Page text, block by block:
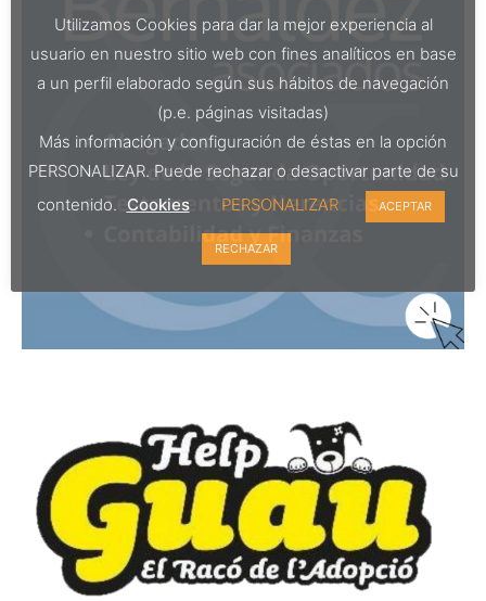
Utilizamos Cookies para dar la mejor experiencia al
usuario en nuestro sitio web con fines analíticos en base
a un perfil elaborado según sus hábitos de navegación
(p.e. páginas visitadas)
Más información y configuración de éstas en la opción
PERSONALIZAR. Puede rechazar o desactivar parte de su
contenido. Cookies PERSONALIZAR ACEPTAR
RECHAZAR